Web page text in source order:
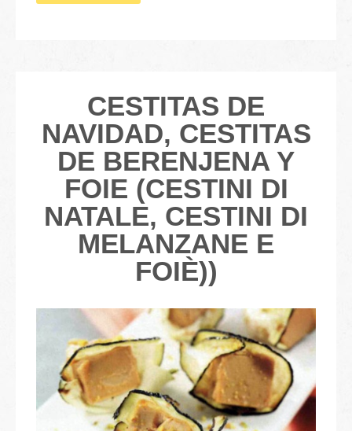
CESTITAS DE
NAVIDAD, CESTITAS
DE BERENJENA Y
FOIE (CESTINI DI
NATALE, CESTINI DI
MELANZANE E
FOIÈ))